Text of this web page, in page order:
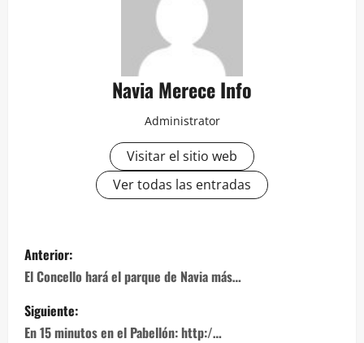
Navia Merece Info
Administrator
Visitar el sitio web
Ver todas las entradas
Navegación
de
entradas
Anterior:
El Concello hará el parque de Navia más…
Siguiente:
En 15 minutos en el Pabellón: http:/…